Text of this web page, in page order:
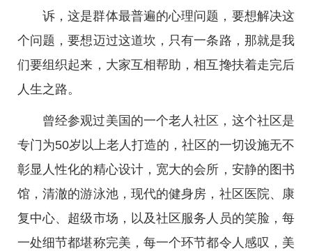
诉，这是群体最普遍的心理问题，要想解决这
个问题，要想迈过这道坎，只有一条路，那就是我
们要组织起来，大家互相帮助，相互搀扶着走完后
人生之路。
曾经参观过美国的一个老人社区，这个社区是
专门为50岁以上老人打造的，社区的一切设施无不
彰显人性化的精心设计，宽大的会所，安静的图书
馆，清澈的游泳池，现代的健身房，社区医院、康
复中心、超级市场，以及社区服务人员的笑脸，每
一处细节都堪称完美，每一个环节都令人感叹，美